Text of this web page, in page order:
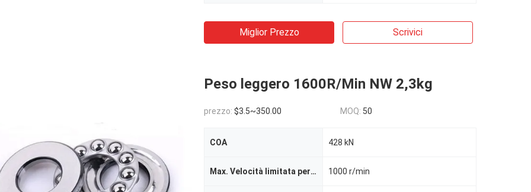
Miglior Prezzo Scrivici
Peso leggero 1600R/Min NW 2,3kg
prezzo: $3.5~350.00 MOQ: 50
COA 428 kN
Max. Velocità limitata per la lubrificazione a grasso 1000 r/min